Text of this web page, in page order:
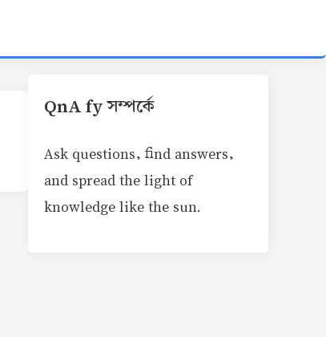
QnA fy সম্পর্কে
Ask questions, find answers,
and spread the light of
knowledge like the sun.